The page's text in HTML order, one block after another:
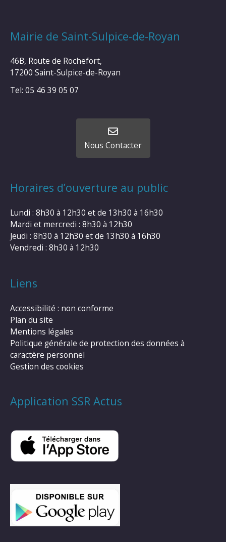
Mairie de Saint-Sulpice-de-Royan
46B, Route de Rochefort,
17200 Saint-Sulpice-de-Royan
Tel: 05 46 39 05 07
Nous Contacter
Horaires d’ouverture au public
Lundi : 8h30 à 12h30 et de 13h30 à 16h30
Mardi et mercredi : 8h30 à 12h30
Jeudi : 8h30 à 12h30 et de 13h30 à 16h30
Vendredi : 8h30 à 12h30
Liens
Accessibilité : non conforme
Plan du site
Mentions légales
Politique générale de protection des données à
caractère personnel
Gestion des cookies
Application SSR Actus